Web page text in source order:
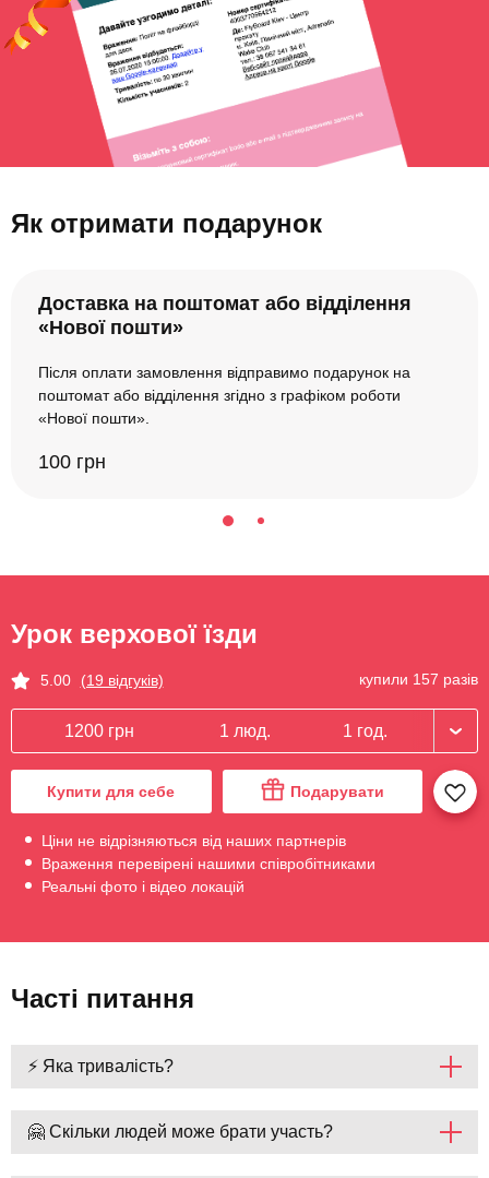
Як отримати подарунок
Доставка на поштомат або відділення
«Нової пошти»
Після оплати замовлення відправимо подарунок на
поштомат або відділення згідно з графіком роботи
«Нової пошти».
100 грн
Урок верхової їзди
5.00 (19 відгуків) купили 157 разів
1200 грн 1 люд. 1 год.
Купити для себе Подарувати
Ціни не відрізняються від наших партнерів
Враження перевірені нашими співробітниками
Реальні фото і відео локацій
Часті питання
⚡ Яка тривалість?
🤗 Скільки людей може брати участь?